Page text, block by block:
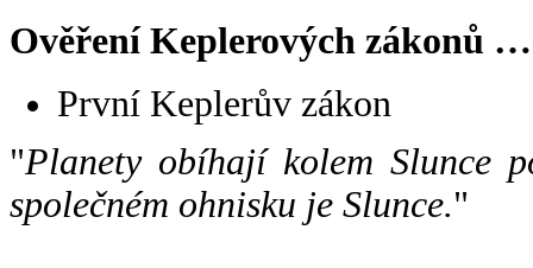
Ověření Keplerových zákonů …
První Keplerův zákon
"Planety obíhají kolem Slunce
společném ohnisku je Slunce."